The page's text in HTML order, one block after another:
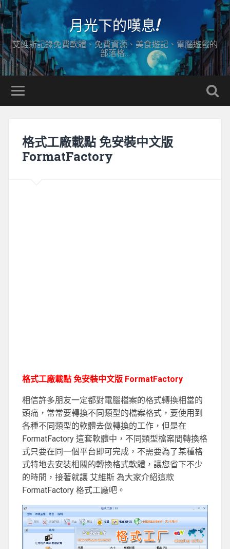
月光下的嘆息!
艾維斯記錄免費軟體、免費資源、美食遊記、電腦遊戲的
部落格…
格式工廠載點 免安裝中文版
FormatFactory
格式工廠載點 免安裝中文版 FormatFactory
相信許多朋友一定都對電腦檔案的格式轉換相當的
頭痛，常常要轉換不同類型的檔案格式，要使用到
各種不同類型的軟體去做轉換的工作，但是在
FormatFactory 這套軟體中，不同類型檔案間轉換格
式只要在同一個平台即可完成，不需要為了某種格
式特地去安裝相關的轉換格式軟體，讓您省下不少
的時間，接著就讓 艾維斯 為大家介紹這款
FormatFactory 格式工廠吧。